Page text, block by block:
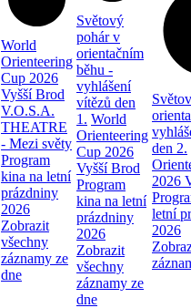
World
Orienteering
Cup 2026
Vyšší Brod
V.O.S.A.
THEATRE
- Mezi světy
Program
kina na letní
prázdniny
2026
Zobrazit
všechny
záznamy ze
dne
Světový
pohár v
orientačním
běhu -
vyhlášení
vítězů den
1. World
Orienteering
Cup 2026
Vyšší Brod
Program
kina na letní
prázdniny
2026
Zobrazit
všechny
záznamy ze
dne
den 2.
2026
letní
2026